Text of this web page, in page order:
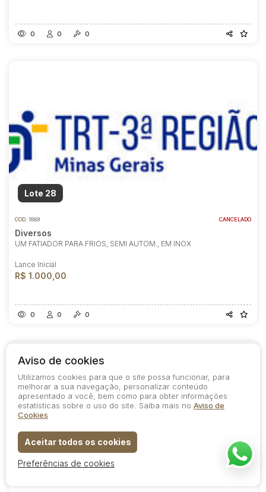
0 0 0
Lote 28
COD. 1889 CANCELADO
Diversos
UM FATIADOR PARA FRIOS, SEMI AUTOM., EM INOX
Lance Inicial
R$ 1.000,00
0 0 0
Aviso de cookies
Utilizamos cookies para que o site possa funcionar, para
melhorar a sua navegação, personalizar conteúdo
apresentado a você, bem como para obter informações
estatísticas sobre o uso do site. Saiba mais no Aviso de
Cookies
Aceitar todos os cookies
Preferências de cookies